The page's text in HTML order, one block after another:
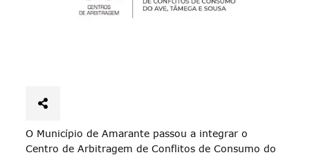
O Município de Amarante passou a integrar o
Centro de Arbitragem de Conflitos de Consumo do